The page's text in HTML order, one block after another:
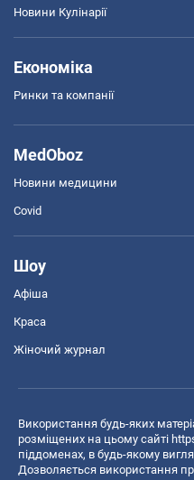
Новини Кулінарії
Економіка
Ринки та компанії
MedOboz
Новини медицини
Covid
Шоу
Афіша
Краса
Жіночий журнал
Використання будь-яких
розміщених на цьому сайті
піддоменах, в будь-якому
Дозволяється використання